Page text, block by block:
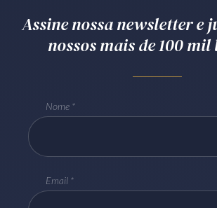
Assine nossa newsletter e
nossos mais de 100
Nome
Email